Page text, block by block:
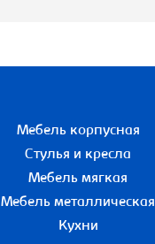
Мебель корпусная
Стулья и кресла
Мебель мягкая
Мебель металлическая
Кухни